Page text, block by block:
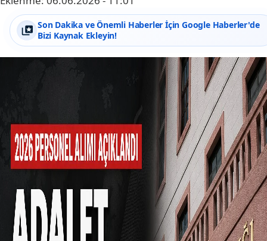
Son Dakika ve Önemli Haberler İçin Google Haberler'de
Bizi Kaynak Ekleyin!